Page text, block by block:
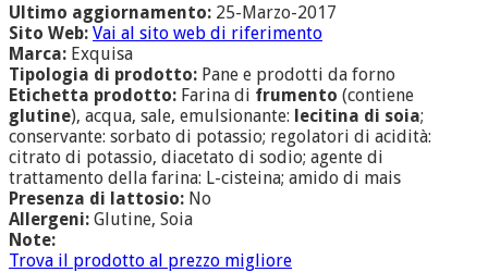
Ultimo aggiornamento: 25-Marzo-2017
Sito Web: Vai al sito web di riferimento
Marca: Exquisa
Tipologia di prodotto: Pane e prodotti da forno
Etichetta prodotto: Farina di frumento (contiene
glutine), acqua, sale, emulsionante: lecitina di soia;
conservante: sorbato di potassio; regolatori di acidità:
citrato di potassio, diacetato di sodio; agente di
trattamento della farina: L-cisteina; amido di mais
Presenza di lattosio: No
Allergeni: Glutine, Soia
Note:
Trova il prodotto al prezzo migliore